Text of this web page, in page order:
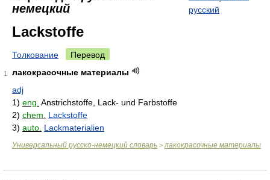
немецкий
русский
Lackstoffe
Толкование Перевод
1
лакокрасочные материалы
adj
1) eng. Anstrichstoffe, Lack- und Farbstoffe
2) chem.
Lackstoffe
3) auto. Lackmaterialien
Универсальный русско-немецкий словарь > лакокрасочные материалы